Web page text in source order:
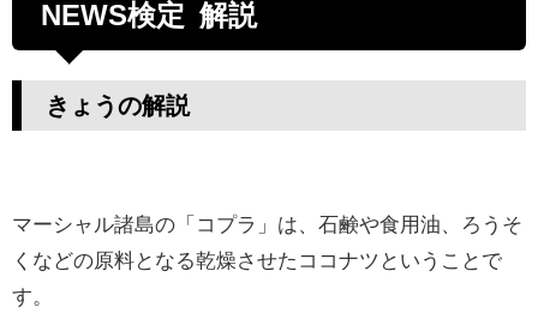
NEWS検定 解説
きょうの解説
マーシャル諸島の「コプラ」は、石鹸や食用油、ろうそ
くなどの原料となる乾燥させたココナツということで
す。